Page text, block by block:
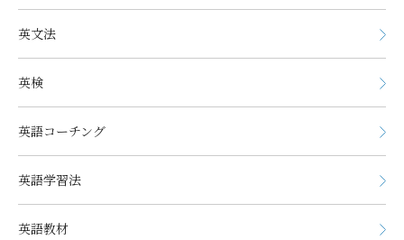
英文法
英検
英語コーチング
英語学習法
英語教材